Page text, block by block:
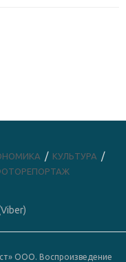
КУЛЬТУРА
ООО. Воспроизведение